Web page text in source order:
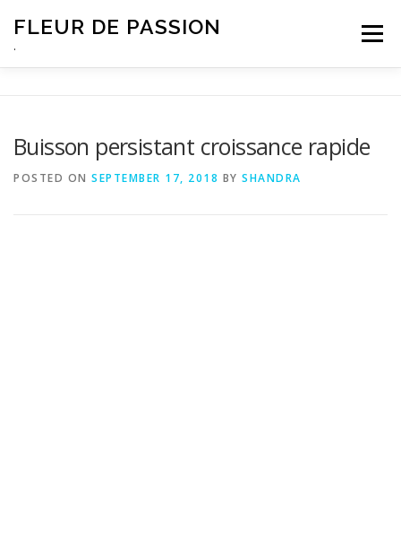
FLEUR DE PASSION
.
Menu
Buisson persistant croissance rapide
POSTED ON SEPTEMBER 17, 2018 BY SHANDRA